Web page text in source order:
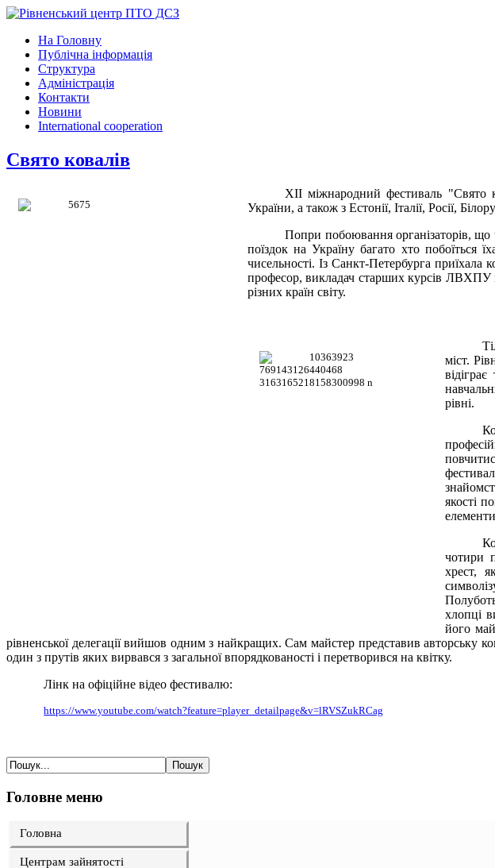
На Головну
Публічна інформація
Структура
Адміністрація
Контакти
Новини
International cooperation
Свято ковалів
ХІІ міжнародний фестиваль "Свято
України, а також з Естонії, Італії, Росії,
Попри побоювання організаторів, що
поїздок на Україну багато хто побоїться
чисельності. Із Санкт-Петербурга приїхала
професор, викладач старших курсів ЛВХПУ
різних країн світу.
міст.
рівні.
якості
чотири
хрест,
хлопці
його
рівненської делегації вийшов одним з найкращих. Сам майстер представив авторську
один з прутів яких вирвався з загальної впорядкованості і перетворився на квітку.
Лінк на офіційне відео фестивалю:
https://www.youtube.com/watch?feature=player_detailpage&v=lRVSZukRCag
Головне меню
Головна
Центрам зайнятості